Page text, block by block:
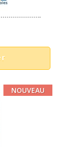
NOUVEAU